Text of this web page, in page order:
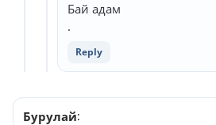
Бай адам
.
Reply
Бурулай: